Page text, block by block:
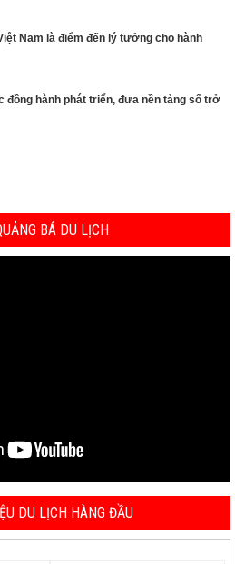
Nam là điểm đến lý tưởng cho hành
đồng hành phát triển, đưa nền tảng số trở
BÁ DU LỊCH
DU LỊCH HÀNG ĐẦU